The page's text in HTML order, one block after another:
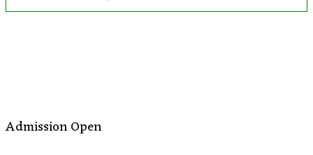
Admission Open